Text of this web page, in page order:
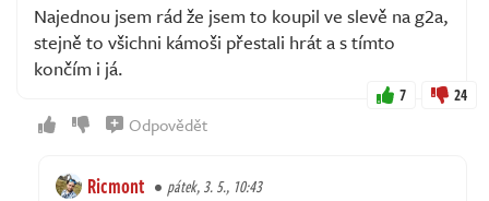
Najednou jsem rád že jsem to koupil ve slevě na g2a,
stejně to všichni kámoši přestali hrát a s tímto
končím i já.
7 24
Odpovědět
Ricmont pátek, 3. 5., 10:43